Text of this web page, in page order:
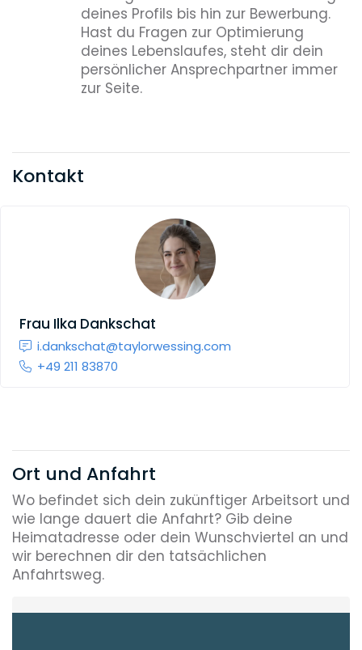
deines Profils bis hin zur Bewerbung.
Hast du Fragen zur Optimierung
deines Lebenslaufes, steht dir dein
persönlicher Ansprechpartner immer
zur Seite.
Kontakt
Frau Ilka Dankschat
i.dankschat@taylorwessing.com
+49 211 83870
Ort und Anfahrt
Wo befindet sich dein zukünftiger Arbeitsort und
wie lange dauert die Anfahrt? Gib deine
Heimatadresse oder dein Wunschviertel an und
wir berechnen dir den tatsächlichen
Anfahrtsweg.